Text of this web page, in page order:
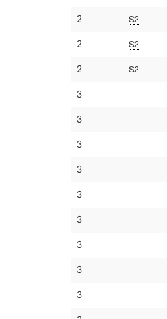
2 S2
2 S2
2 S2
3
3
3
3
3
3
3
3
3